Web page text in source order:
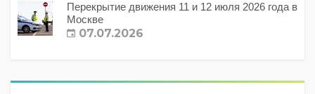
Перекрытие движения 11 и 12 июля 2026 года в
Москве
07.07.2026